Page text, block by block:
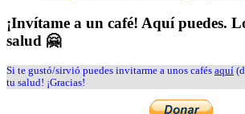
¡Invítame a un café! Aquí puedes.
salud 🤗
Si te gustó/sirvió puedes invitarme a unos cafés aquí
tu salud! ¡Gracias!